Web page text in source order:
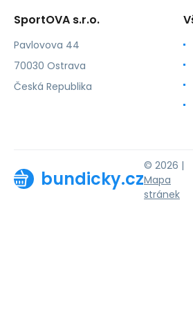
SportOVA s.r.o.
Pavlovova 44
70030 Ostrava
Česká Republika
bundicky.cz
© 2026 |
Mapa
stránek